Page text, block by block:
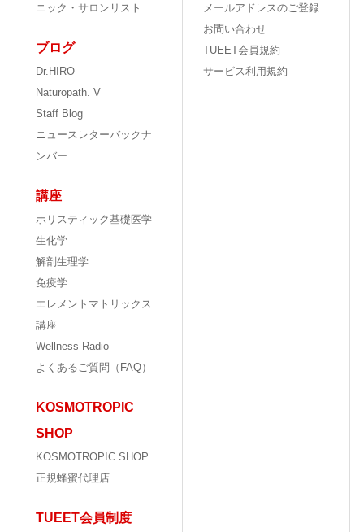
ニック・サロンリスト
ブログ
Dr.HIRO
Naturopath. V
Staff Blog
ニュースレターバックナ
ンバー
講座
ホリスティック基礎医学
生化学
解剖生理学
免疫学
エレメントマトリックス
講座
Wellness Radio
よくあるご質問（FAQ）
KOSMOTROPIC
SHOP
KOSMOTROPIC SHOP
正規蜂蜜代理店
TUEET会員制度
メールアドレスのご登録
お問い合わせ
TUEET会員規約
サービス利用規約